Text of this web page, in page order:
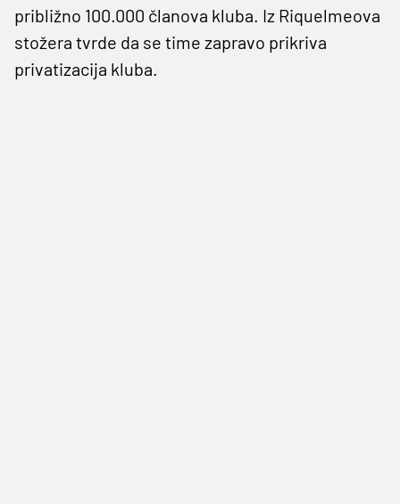
približno 100.000 članova kluba. Iz Riquelmeova
stožera tvrde da se time zapravo prikriva
privatizacija kluba.